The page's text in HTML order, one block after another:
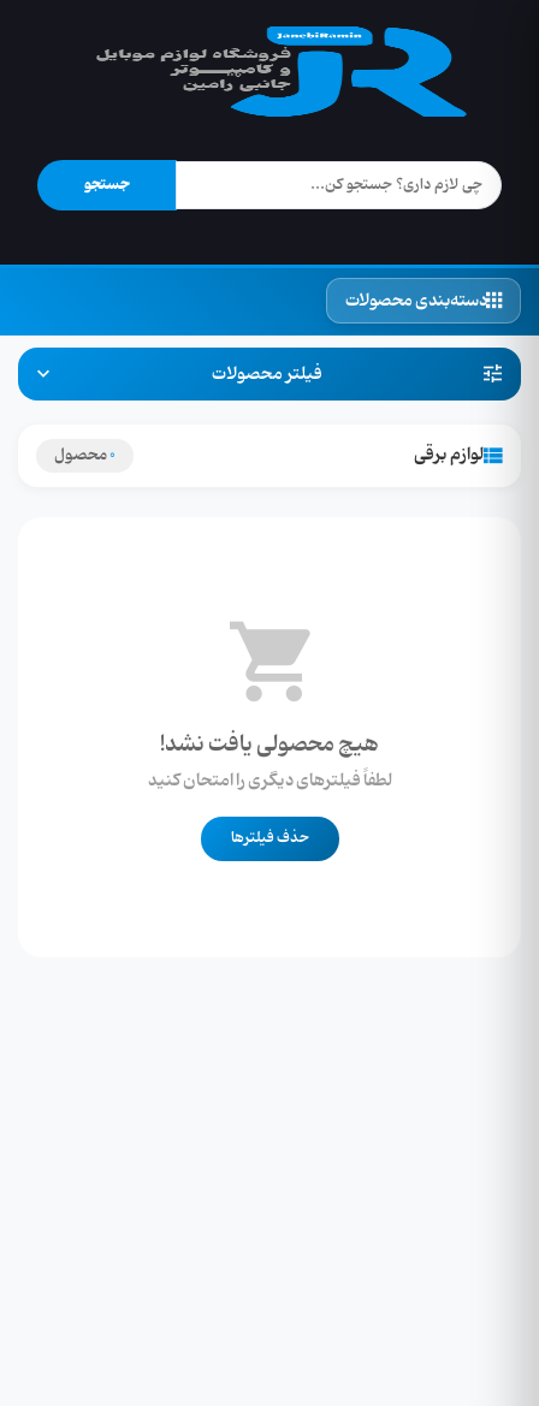
جستجو
دسته‌بندی محصولات
فیلتر محصولات
لوازم برقی 0محصول
هیچ محصولی یافت نشد!
لطفاً فیلترهای دیگری را امتحان کنید
حذف فیلترها